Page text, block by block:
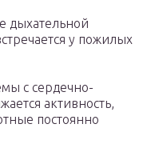
дыхательной
у пожилых
с сердечно-
активность,
постоянно